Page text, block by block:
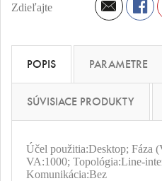
Zdieľajte
POPIS PARAMETRE
SÚVISIACE PRODUKTY
Účel použitia:Desktop; Fáza
VA:1000; Topológia:Line-
Komunikácia:Bez